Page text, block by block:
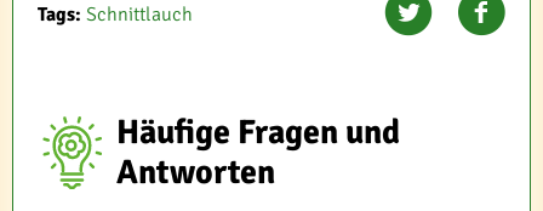
Tags: Schnittlauch
Häufige Fragen und
Antworten